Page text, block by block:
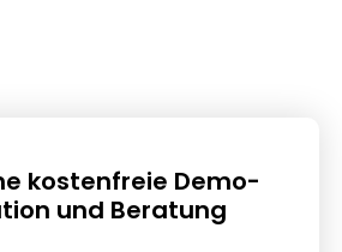
kostenfreie Demo-
und Beratung